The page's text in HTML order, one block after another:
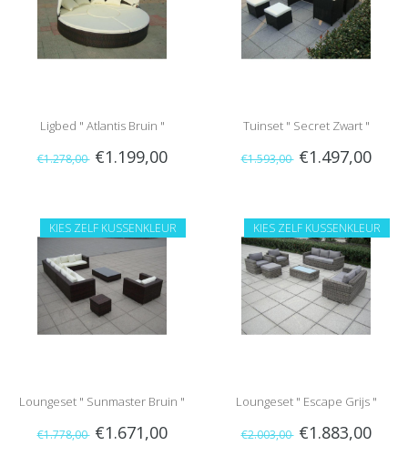
Ligbed " Atlantis Bruin "
€1.278,00 €1.199,00
Tuinset " Secret Zwart "
€1.593,00 €1.497,00
KIES ZELF KUSSENKLEUR
Loungeset " Sunmaster Bruin "
€1.778,00 €1.671,00
KIES ZELF KUSSENKLEUR
Loungeset " Escape Grijs "
€2.003,00 €1.883,00